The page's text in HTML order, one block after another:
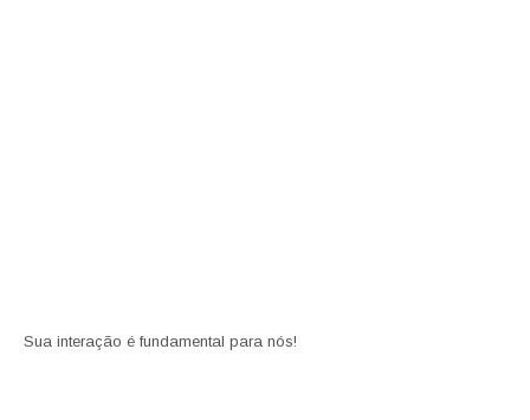
Sua interação é fundamental para nós!